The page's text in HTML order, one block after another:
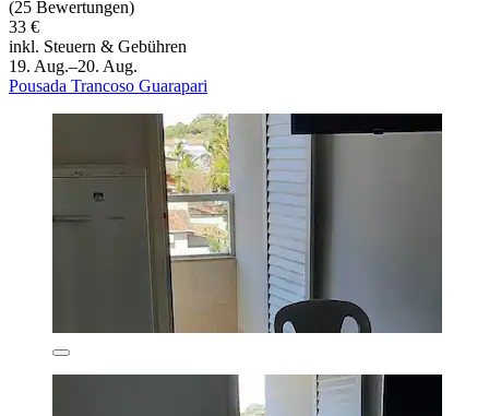
(25 Bewertungen)
33 €
inkl. Steuern & Gebühren
19. Aug.–20. Aug.
Pousada Trancoso Guarapari